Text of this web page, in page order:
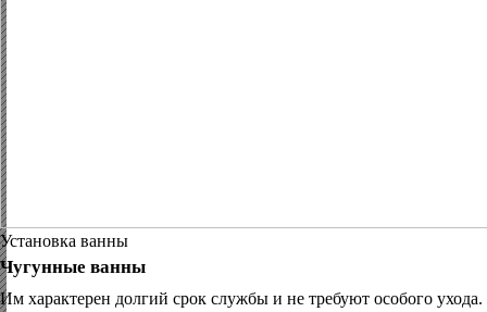
Установка ванны
Чугунные ванны
Им характерен долгий срок службы и не требуют особого ухода.